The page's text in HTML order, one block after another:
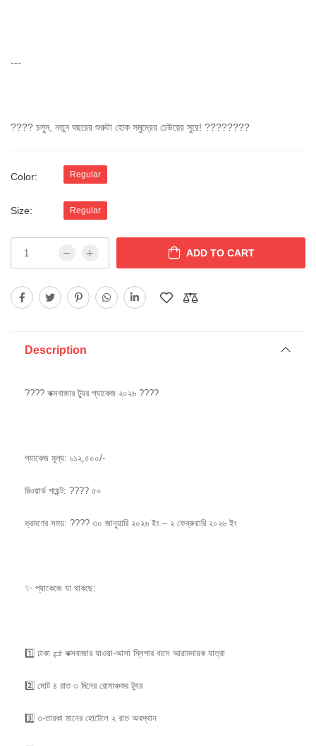
---
???? চলুন, নতুন বছরের শুরুটা হোক সমুদ্রের ঢেউয়ের সুরে! ????????
Color: Regular
Size: Regular
ADD TO CART
Description
???? কক্সবাজার ট্যুর প্যাকেজ ২০২৬ ????
প্যাকেজ মূল্য: ৳১২,৫০০/-
রিওয়ার্ড পয়েন্ট: ???? ৫০
ভ্রমণের সময়: ????️ ৩০ জানুয়ারি ২০২৬ ইং – ২ ফেব্রুয়ারি ২০২৬ ইং
✨ প্যাকেজে যা থাকছে:
1️⃣ ঢাকা ⇄ কক্সবাজার যাওয়া-আসা স্লিপার বাসে আরামদায়ক যাত্রা
2️⃣ মোট ৪ রাত ৩ দিনের রোমাঞ্চকর ট্যুর
3️⃣ ৩-তারকা মানের হোটেলে ২ রাত অবস্থান